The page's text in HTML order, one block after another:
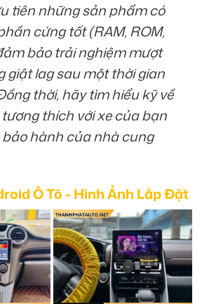
tiên những sản phẩm có
cứng tốt (RAM, ROM,
bảo trải nghiệm mượt
giật lag sau một thời gian
thời, hãy tìm hiểu kỹ về
thích với xe của bạn
bảo hành của nhà cung
Ô Tô - Hình Ảnh Lắp Đặt